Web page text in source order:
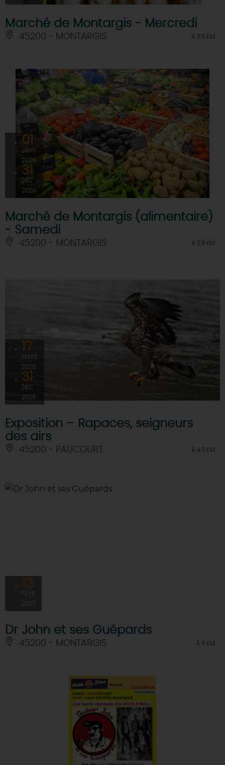
Marché de Montargis - Mercredi
45200 - MONTARGIS À 5.5 KM
01
JANV
2026
31
DÉC
2026
Marché de Montargis (alimentaire)
- Samedi
45200 - MONTARGIS À 5.5 KM
17
MARS
2026
31
DÉC
2026
Exposition – Rapaces, seigneurs
des airs
45200 - PAUCOURT À 4.5 KM
13
FÉVR
2027
Dr John et ses Guépards
45200 - MONTARGIS À 5 KM